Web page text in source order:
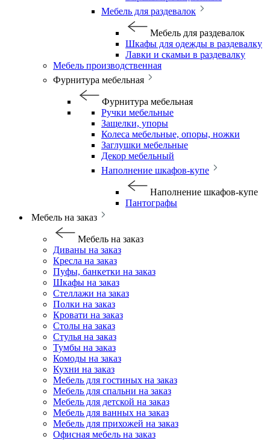
Мебель для раздевалок
Мебель для раздевалок
Шкафы для одежды в раздевалку
Лавки и скамьи в раздевалку
Мебель производственная
Фурнитура мебельная
Фурнитура мебельная
Ручки мебельные
Защелки, упоры
Колеса мебельные, опоры, ножки
Заглушки мебельные
Декор мебельный
Наполнение шкафов-купе
Наполнение шкафов-купе
Пантографы
Мебель на заказ
Мебель на заказ
Диваны на заказ
Кресла на заказ
Пуфы, банкетки на заказ
Шкафы на заказ
Стеллажи на заказ
Полки на заказ
Кровати на заказ
Столы на заказ
Стулья на заказ
Тумбы на заказ
Комоды на заказ
Кухни на заказ
Мебель для гостиных на заказ
Мебель для спальни на заказ
Мебель для детской на заказ
Мебель для ванных на заказ
Мебель для прихожей на заказ
Офисная мебель на заказ